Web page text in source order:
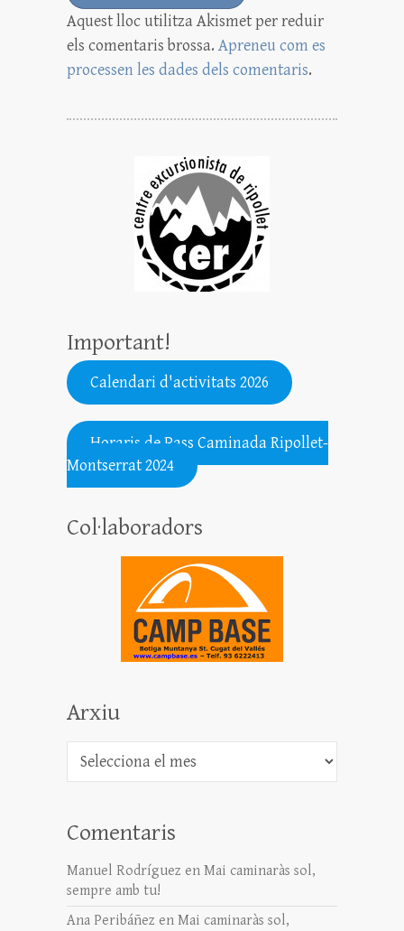
Aquest lloc utilitza Akismet per reduir
els comentaris brossa. Apreneu com es
processen les dades dels comentaris.
Important!
Calendari d'activitats 2026
.......................................................
Horaris de Pass Caminada Ripollet-
Montserrat 2024
Col·laboradors
Arxiu
Arxiu
Comentaris
Manuel Rodríguez en Mai caminaràs sol,
sempre amb tu!
Ana Peribáñez en Mai caminaràs sol,